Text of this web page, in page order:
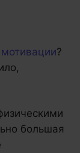
мотивации?
большая